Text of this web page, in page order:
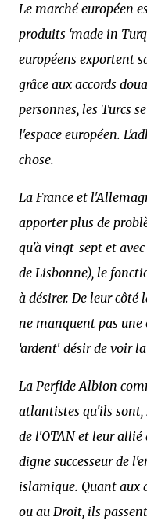
Le marché européen
produits ‘made in
européens exportent
grâce aux accords
personnes, les Turcs
l'espace européen.
chose.
La France et
apporter plus de
qu'à vingt-sept et
de Lisbonne), le
à désirer. De leur côté
ne manquent pas une
‘ardent' désir de voir
La Perfide Albion
atlantistes qu'ils
de l'OTAN et leur allié
digne successeur de
islamique. Quant aux
ou au Droit, ils